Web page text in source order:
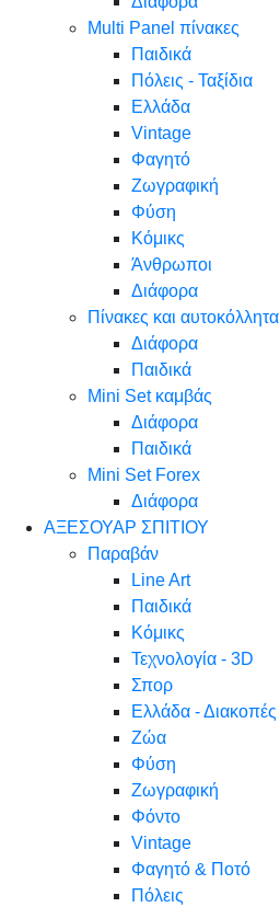
Multi Panel πίνακες
Παιδικά
Πόλεις - Ταξίδια
Ελλάδα
Vintage
Φαγητό
Ζωγραφική
Φύση
Κόμικς
Άνθρωποι
Διάφορα
Πίνακες και αυτοκόλλητα
Διάφορα
Παιδικά
Mini Set καμβάς
Διάφορα
Παιδικά
Mini Set Forex
Διάφορα
ΑΞΕΣΟΥΑΡ ΣΠΙΤΙΟΥ
Παραβάν
Line Art
Παιδικά
Κόμικς
Τεχνολογία - 3D
Σπορ
Ελλάδα - Διακοπές
Ζώα
Φύση
Ζωγραφική
Φόντο
Vintage
Φαγητό & Ποτό
Πόλεις